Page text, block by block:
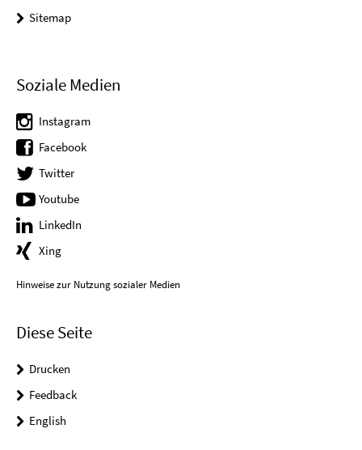
Sitemap
Soziale Medien
Instagram
Facebook
Twitter
Youtube
LinkedIn
Xing
Hinweise zur Nutzung sozialer Medien
Diese Seite
Drucken
Feedback
English